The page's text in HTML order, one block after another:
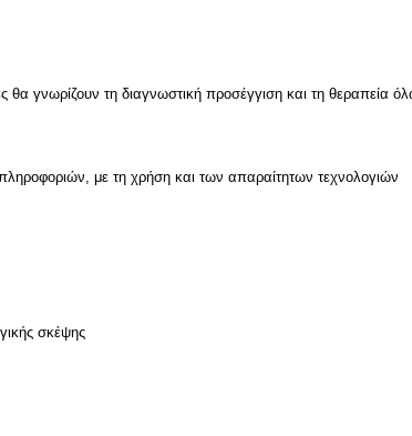
θα γνωρίζουν τη διαγνωστική προσέγγιση και τη θεραπεία
με τη χρήση και των απαραίτητων τεχνολογιών
σκέψης